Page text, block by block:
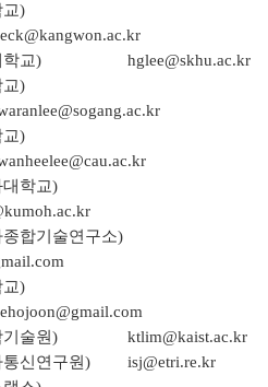
교)
학교)
hglee@skhu.ac.kr
교)
교)
학교)
합기술연구소)
교)
술원)
ktlim@kaist.ac.kr
신연구원)
isj@etri.re.kr